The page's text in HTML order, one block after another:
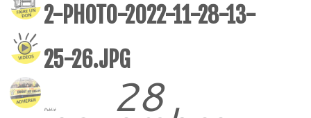
2-PHOTO-2022-11-28-13-
25-26.JPG
Publié 28